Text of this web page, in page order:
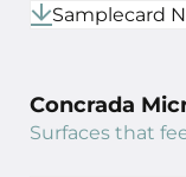
Samplecard
Concrada
Surfaces that